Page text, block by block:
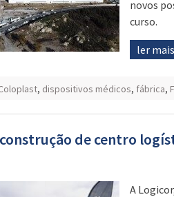
novos
curso.
ler
, dispositivos médicos, fábrica,
de centro
A